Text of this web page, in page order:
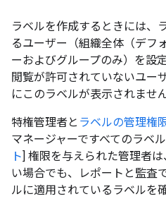
ラベルを作成するときには、
るユーザー（組織全体（デフ
ーおよびグループのみ）を設
閲覧が許可されていないユー
にこのラベルが表示されません
特権管理者と ラベルの管理権
マネージャーですべてのラベ
ト] 権限を与えられた管理者
い場合でも、レポートと監査
ルに適用されているラベルを